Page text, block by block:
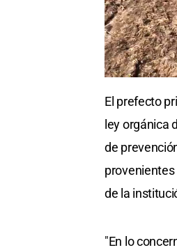
El prefecto
ley orgánica
de
de la
"En lo